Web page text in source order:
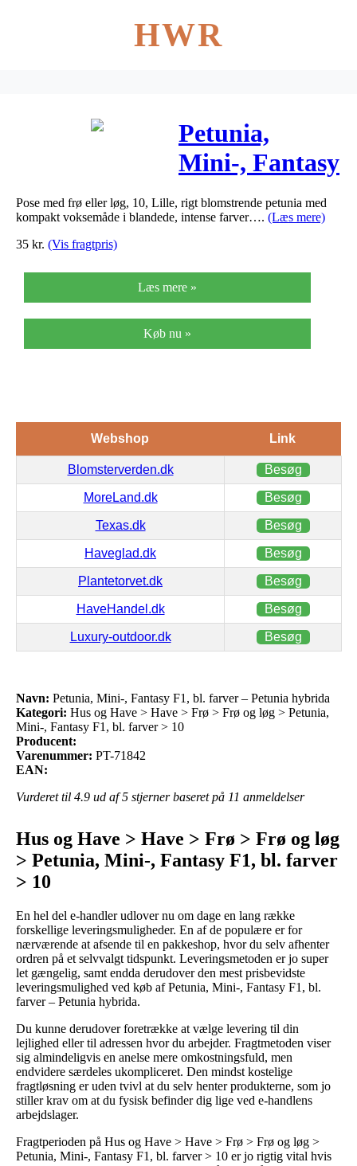
HWR
Petunia,
Mini-, Fantasy
F1, bl. farver –
Petunia
Pose med frø eller løg, 10, Lille, rigt blomstrende petunia med
kompakt voksemåde i blandede, intense farver…. (Læs mere)
35 kr. (Vis fragtpris)
Læs mere »
Køb nu »
Webshop Link
Blomsterverden.dk Besøg
MoreLand.dk Besøg
Texas.dk Besøg
Haveglad.dk Besøg
Plantetorvet.dk Besøg
HaveHandel.dk Besøg
Luxury-outdoor.dk Besøg
Navn: Petunia, Mini-, Fantasy F1, bl. farver – Petunia hybrida
Kategori: Hus og Have > Have > Frø > Frø og løg > Petunia,
Mini-, Fantasy F1, bl. farver > 10
Producent:
Varenummer: PT-71842
EAN:
Vurderet til 4.9 ud af 5 stjerner baseret på 11 anmeldelser
Hus og Have > Have > Frø > Frø og løg
> Petunia, Mini-, Fantasy F1, bl. farver
> 10
En hel del e-handler udlover nu om dage en lang række
forskellige leveringsmuligheder. En af de populære er for
nærværende at afsende til en pakkeshop, hvor du selv afhenter
ordren på et selvvalgt tidspunkt. Leveringsmetoden er jo super
let gængelig, samt endda derudover den mest prisbevidste
leveringsmulighed ved køb af Petunia, Mini-, Fantasy F1, bl.
farver – Petunia hybrida.
Du kunne derudover foretrække at vælge levering til din
lejlighed eller til adressen hvor du arbejder. Fragtmetoden viser
sig almindeligvis en anelse mere omkostningsfuld, men
endvidere særdeles ukompliceret. Den mindst kostelige
fragtløsning er uden tvivl at du selv henter produkterne, som jo
stiller krav om at du fysisk befinder dig lige ved e-handlens
arbejdslager.
Fragtperioden på Hus og Have > Have > Frø > Frø og løg >
Petunia, Mini-, Fantasy F1, bl. farver > 10 er jo rigtig vital hvis